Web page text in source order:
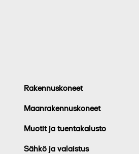
Rakennuskoneet
Maanrakennuskoneet
Muotit ja tuentakalusto
Sähkö ja valaistus